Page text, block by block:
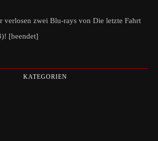
verlosen zwei Blu-rays von Die letzte Fahrt
[beendet]
KATEGORIEN